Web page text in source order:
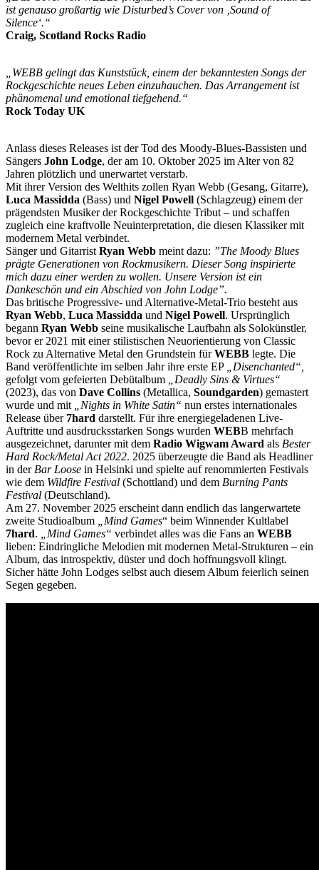
ist genauso großartig wie Disturbed’s Cover von ‚Sound of
Silence‘.“
Craig, Scotland Rocks Radio
„WEBB gelingt das Kunststück, einem der bekanntesten Songs der
Rockgeschichte neues Leben einzuhauchen. Das Arrangement ist
phänomenal und emotional tiefgehend.“
Rock Today UK
Anlass dieses Releases ist der Tod des Moody-Blues-Bassisten und
Sängers John Lodge, der am 10. Oktober 2025 im Alter von 82
Jahren plötzlich und unerwartet verstarb.
Mit ihrer Version des Welthits zollen Ryan Webb (Gesang, Gitarre),
Luca Massidda (Bass) und Nigel Powell (Schlagzeug) einem der
prägendsten Musiker der Rockgeschichte Tribut – und schaffen
zugleich eine kraftvolle Neuinterpretation, die diesen Klassiker mit
modernem Metal verbindet.
Sänger und Gitarrist Ryan Webb meint dazu: ”The Moody Blues
prägte Generationen von Rockmusikern. Dieser Song inspirierte
mich dazu einer werden zu wollen. Unsere Version ist ein
Dankeschön und ein Abschied von John Lodge”.
Das britische Progressive- und Alternative-Metal-Trio besteht aus
Ryan Webb, Luca Massidda und Nigel Powell. Ursprünglich
begann Ryan Webb seine musikalische Laufbahn als Solokünstler,
bevor er 2021 mit einer stilistischen Neuorientierung von Classic
Rock zu Alternative Metal den Grundstein fürWEBB legte. Die
Band veröffentlichte im selben Jahr ihre erste EP
„Disenchanted“,
gefolgt vom gefeierten Debütalbum
„Deadly Sins & Virtues“
(2023), das von Dave Collins (Metallica, Soundgarden) gemastert
wurde und mit
„Nights in White Satin“ nun erstes internationales
Release über 7hard darstellt. Für ihre energiegeladenen Live-
Auftritte und ausdrucksstarken Songs wurden WEBB mehrfach
ausgezeichnet, darunter mit dem Radio Wigwam Award als Bester
Hard Rock/Metal Act 2022. 2025 überzeugte die Band als Headliner
in der Bar Loose in Helsinki und spielte auf renommierten Festivals
wie dem Wildfire Festival (Schottland) und dem Burning Pants
Festival (Deutschland).
Am 27. November 2025 erscheint dann endlich das langerwartete
zweite Studioalbum
„Mind Games“ beim Winnender Kultlabel
7hard. „Mind Games“ verbindet alles was die Fans an WEBB
lieben: Eindringliche Melodien mit modernen Metal-Strukturen – ein
Album, das introspektiv, düster und doch hoffnungsvoll klingt.
Sicher hätte John Lodges selbst auch diesem Album feierlich seinen
Segen gegeben.